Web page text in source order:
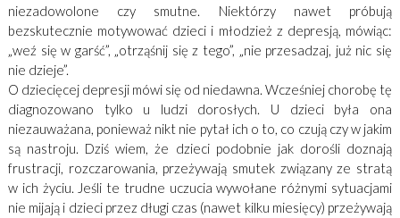
niezadowolone czy smutne. Niektórzy nawet próbują
bezskutecznie motywować dzieci i młodzież z depresją, mówiąc:
„weź się w garść”, „otrząśnij się z tego”, „nie przesadzaj, już nic się
nie dzieje”.
O dziecięcej depresji mówi się od niedawna. Wcześniej chorobę tę
diagnozowano tylko u ludzi dorosłych. U dzieci była ona
niezauważana, ponieważ nikt nie pytał ich o to, co czują czy w jakim
są nastroju. Dziś wiem, że dzieci podobnie jak dorośli doznają
frustracji, rozczarowania, przeżywają smutek związany ze stratą
w ich życiu. Jeśli te trudne uczucia wywołane różnymi sytuacjami
nie mijają i dzieci przez długi czas (nawet kilku miesięcy) przeżywają